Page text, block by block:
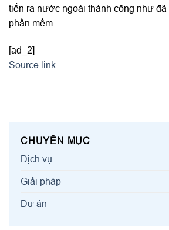
tiến ra nước ngoài thành công như
phần mềm.
[ad_2]
Source link
CHUYÊN MỤC
Dịch vụ
Giải pháp
Dự án